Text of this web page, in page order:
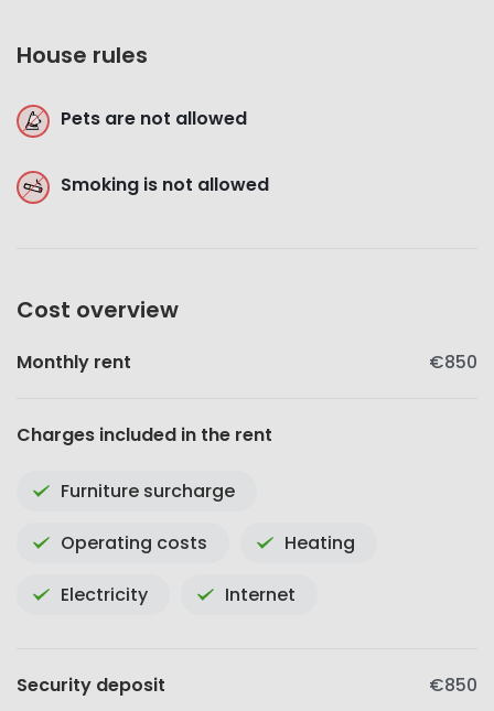
House rules
Pets are not allowed
Smoking is not allowed
Cost overview
Monthly rent €850
Charges included in the rent
Furniture surcharge
Operating costs Heating
Electricity Internet
Security deposit €850